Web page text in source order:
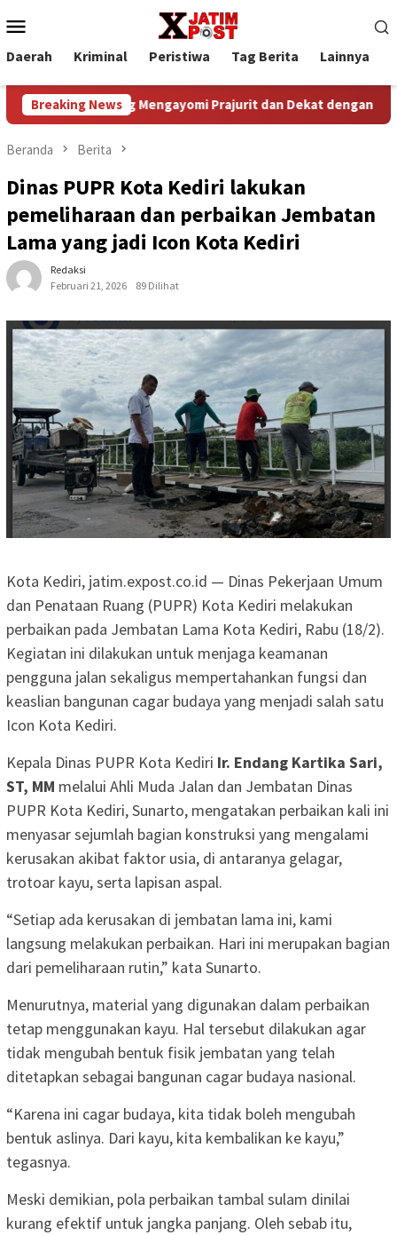
ke
kontenMobile
Daerah Kriminal Peristiwa Tag Berita Lainnya
Breaking News
yang Mengayomi Prajurit dan Dekat dengan Rakyat
Beranda Berita
Dinas PUPR Kota Kediri lakukan
pemeliharaan dan perbaikan Jembatan
Lama yang jadi Icon Kota Kediri
Redaksi
Februari 21, 2026
89 Dilihat
Kota Kediri, jatim.expost.co.id — Dinas Pekerjaan Umum
dan Penataan Ruang (PUPR) Kota Kediri melakukan
perbaikan pada Jembatan Lama Kota Kediri, Rabu (18/2).
Kegiatan ini dilakukan untuk menjaga keamanan
pengguna jalan sekaligus mempertahankan fungsi dan
keaslian bangunan cagar budaya yang menjadi salah satu
Icon Kota Kediri.
Kepala Dinas PUPR Kota Kediri Ir. Endang Kartika Sari,
ST, MM melalui Ahli Muda Jalan dan Jembatan Dinas
PUPR Kota Kediri, Sunarto, mengatakan perbaikan kali ini
menyasar sejumlah bagian konstruksi yang mengalami
kerusakan akibat faktor usia, di antaranya gelagar,
trotoar kayu, serta lapisan aspal.
“Setiap ada kerusakan di jembatan lama ini, kami
langsung melakukan perbaikan. Hari ini merupakan bagian
dari pemeliharaan rutin,” kata Sunarto.
Menurutnya, material yang digunakan dalam perbaikan
tetap menggunakan kayu. Hal tersebut dilakukan agar
tidak mengubah bentuk fisik jembatan yang telah
ditetapkan sebagai bangunan cagar budaya nasional.
“Karena ini cagar budaya, kita tidak boleh mengubah
bentuk aslinya. Dari kayu, kita kembalikan ke kayu,”
tegasnya.
Meski demikian, pola perbaikan tambal sulam dinilai
kurang efektif untuk jangka panjang. Oleh sebab itu,